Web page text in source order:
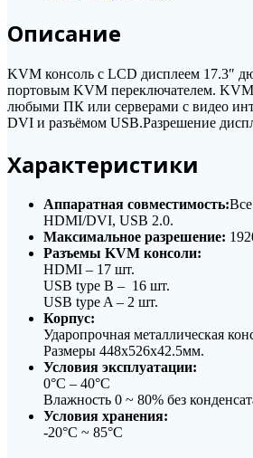
Описание
KVM консоль с LCD дисплеем 17.3″
портовым KVM переключателем. KVM
любыми ПК или серверами с видео
DVI и разъёмом USB.Разрешение
Характеристики
Аппаратная совместимость:
HDMI/DVI, USB 2.0.
Максимальное разрешение:
Разъемы KVM консоли:
HDMI – 17 шт.
USB type B – 16 шт.
USB type A – 2 шт.
Корпус:
Ударопрочная металлическая
Размеры 448x526x42.5мм.
Условия эксплуатации:
0°C – 40°C
Влажность 0 ~ 80% без
Условия хранения:
-20°C ~ 85°C